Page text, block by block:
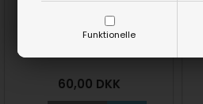
Funktionelle
ToiletTaske med lynlås og for
60,00 DKK